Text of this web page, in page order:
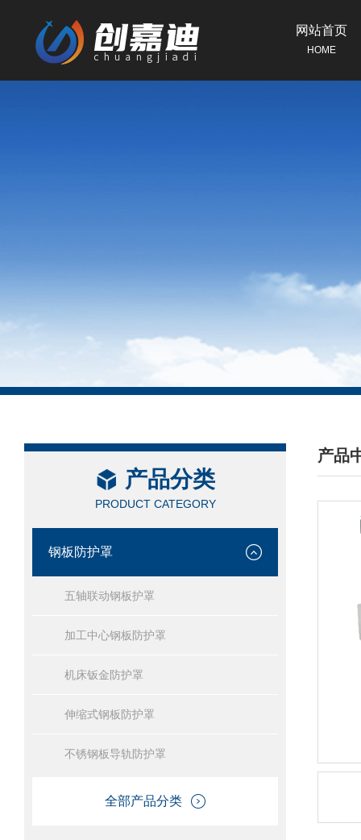
网站首页
HOME
产品分类
PRODUCT CATEGORY
钢板防护罩
五轴联动钢板护罩
加工中心钢板防护罩
机床钣金防护罩
伸缩式钢板防护罩
不锈钢板导轨防护罩
全部产品分类
产品
/